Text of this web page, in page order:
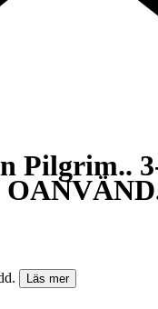
Pilgrim..
Läs mer